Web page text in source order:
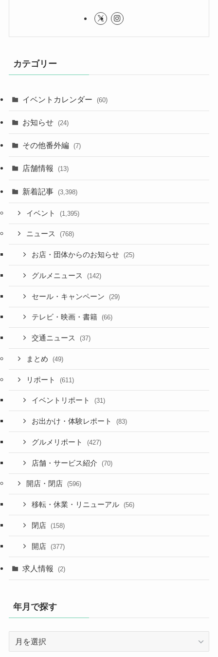
カテゴリー
イベントカレンダー (60)
お知らせ (24)
その他番外編 (7)
店舗情報 (13)
新着記事 (3,398)
イベント (1,395)
ニュース (768)
お店・団体からのお知らせ (25)
グルメニュース (142)
セール・キャンペーン (29)
テレビ・映画・書籍 (66)
交通ニュース (37)
まとめ (49)
リポート (611)
イベントリポート (31)
お出かけ・体験レポート (83)
グルメリポート (427)
店舗・サービス紹介 (70)
開店・閉店 (596)
移転・休業・リニューアル (56)
閉店 (158)
開店 (377)
求人情報 (2)
年月で探す